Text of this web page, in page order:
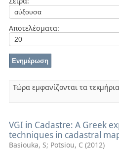
Αποτελέσματα:
Τώρα εμφανίζονται τα
VGI in Cadastre: A Greek
techniques in cadastral
Basiouka, S; Potsiou, C (2012)